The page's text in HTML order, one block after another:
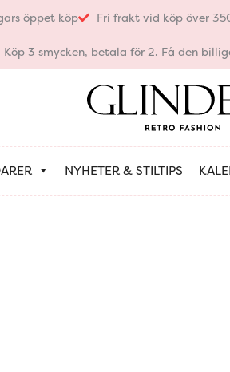
öppet köp Fri frakt vid köp över
Köp 3 smycken, betala för 2. Få den
NYHETER & STILTIPS